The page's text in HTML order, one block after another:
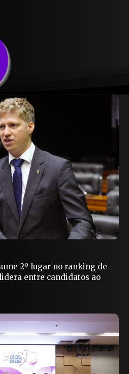
2º lugar no ranking de
entre candidatos ao